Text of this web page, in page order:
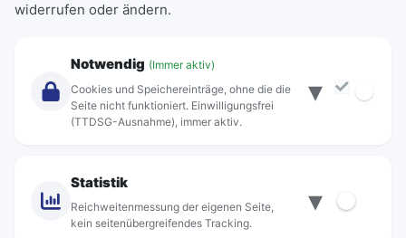
Abonnements
Über Rebus
Standorte
widerrufen oder ändern.
Notwendig (Immer aktiv)
Cookies und Speichereinträge, ohne die die
Seite nicht funktioniert. Einwilligungsfrei
(TTDSG-Ausnahme), immer aktiv.
▾
Statistik
Reichweitenmessung der eigenen Seite,
kein seitenübergreifendes Tracking.
▾